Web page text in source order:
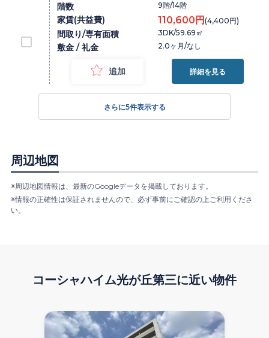
階数 9階/14階
家賃(共益費) 110,600円 (4,400円)
間取り/専有面積 3DK/59.69㎡
敷金 / 礼金 2.0ヶ月/なし
追加 詳細を見る
さらに5件表示する
周辺地図
※周辺地図情報は、最新のGoogleデータを掲載しております。
※情報の正確性は保証されませんので、必ず事前にご確認の上ご利用くださ
い。
コーシャハイム光が丘第三に近い物件